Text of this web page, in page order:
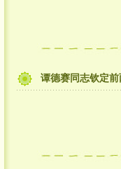
谭德赛同志钦定前